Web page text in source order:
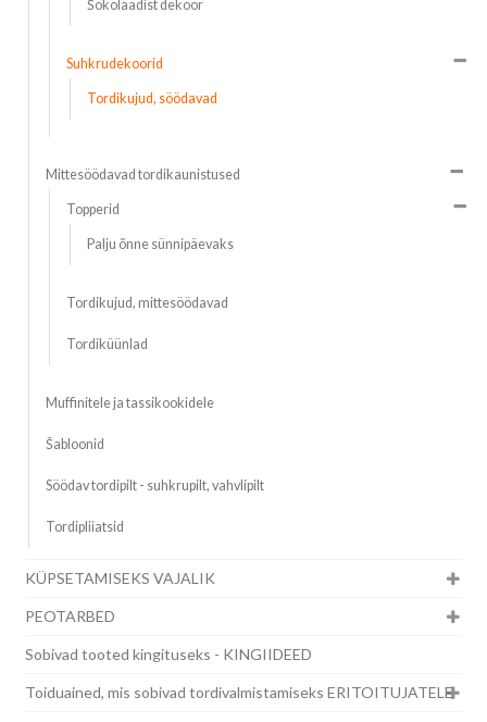
Šokolaadist dekoor
Suhkrudekoorid
Tordikujud, söödavad
Mittesöödavad tordikaunistused
Topperid
Palju õnne sünnipäevaks
Tordikujud, mittesöödavad
Tordiküünlad
Muffinitele ja tassikookidele
Šabloonid
Söödav tordipilt - suhkrupilt, vahvlipilt
Tordipliiatsid
KÜPSETAMISEKS VAJALIK
PEOTARBED
Sobivad tooted kingituseks - KINGIIDEED
Toiduained, mis sobivad tordivalmistamiseks ERITOITUJATELE